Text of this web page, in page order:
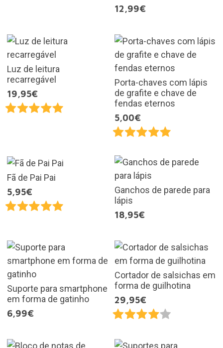
12,99€
Luz de leitura
recarregável
19,95€
Porta-chaves com lápis
de grafite e chave de
fendas eternos
5,00€
Fã de Pai Pai
5,95€
Ganchos de parede para
lápis
18,95€
Suporte para smartphone
em forma de gatinho
6,99€
Cortador de salsichas em
forma de guilhotina
29,95€